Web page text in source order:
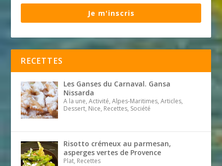
Je m'inscris
RECETTES
Les Ganses du Carnaval. Gansa
Nissarda
A la une, Activité, Alpes-Maritimes, Articles,
Dessert, Nice, Recettes, Société
Risotto crémeux au parmesan,
asperges vertes de Provence
Plat, Recettes